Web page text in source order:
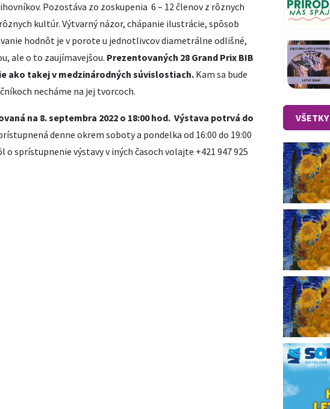
Pozostáva zo zoskupenia 6 – 12 členov z rôznych
kultúr. Výtvarný názor, chápanie ilustrácie, spôsob
hodnôt je v porote u jednotlivcov diametrálne odlišné,
ale o to zaujímavejšou. Prezentovaných 28 Grand Prix BIB
ako takej v medzinárodných súvislostiach. Kam sa bude
necháme na jej tvorcoch.
na 8. septembra 2022 o 18:00 hod. Výstava potrvá do
denne okrem soboty a pondelka od 16:00 do 19:00
o sprístupnenie výstavy v iných časoch volajte +421 947 925